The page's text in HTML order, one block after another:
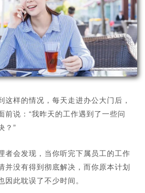
这样的情况，每天走进办公大门后，
前说：“我昨天的工作遇到了一些问
？”
者会发现，当你听完下属员工的工作
并没有得到彻底解决，而你原本计划
此耽误了不少时间。